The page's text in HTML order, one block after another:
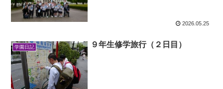
2026.05.25
学園日記 ９年生修学旅行（２日目）